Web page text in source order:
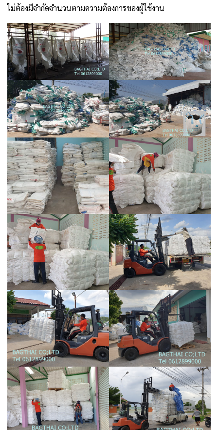
ไม่ต้องมีจำกัดจำนวนตามความต้องการของผู้ใช้งาน